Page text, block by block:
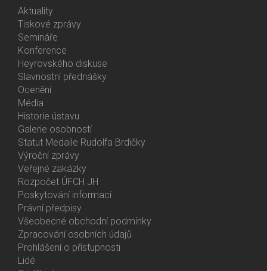
Bottom
Menu
Activities
Aktuality
Tiskové zprávy
Semináře
Konference
Heyrovského diskuse
Slavnostní přednášky
Ocenění
Média
Historie ústavu
Galerie osobností
Statut Medaile Rudolfa Brdičky
Bottom
Menu
About
Us
Výroční zprávy
Veřejné zakázky
Rozpočet ÚFCH JH
Poskytování informací
Právní předpisy
Všeobecné obchodní podmínky
Zpracování osobních údajů
Prohlášení o přístupnosti
Lidé